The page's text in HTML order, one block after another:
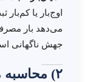
اوج‌بار یا
می‌دهد بار
جهش ناگهانی
۲)